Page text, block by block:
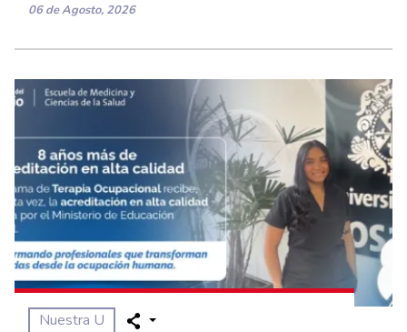
06 de Agosto, 2026
Nuestra U